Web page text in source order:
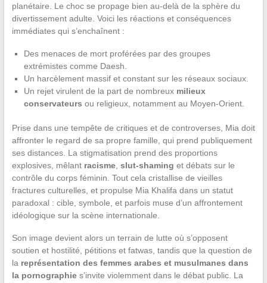
planétaire. Le choc se propage bien au-delà de la sphère du
divertissement adulte. Voici les réactions et conséquences
immédiates qui s’enchaînent :
Des menaces de mort proférées par des groupes
extrémistes comme Daesh.
Un harcèlement massif et constant sur les réseaux sociaux.
Un rejet virulent de la part de nombreux milieux
conservateurs ou religieux, notamment au Moyen-Orient.
Prise dans une tempête de critiques et de controverses, Mia doit
affronter le regard de sa propre famille, qui prend publiquement
ses distances. La stigmatisation prend des proportions
explosives, mêlant racisme, slut-shaming et débats sur le
contrôle du corps féminin. Tout cela cristallise de vieilles
fractures culturelles, et propulse Mia Khalifa dans un statut
paradoxal : cible, symbole, et parfois muse d’un affrontement
idéologique sur la scène internationale.
Son image devient alors un terrain de lutte où s’opposent
soutien et hostilité, pétitions et fatwas, tandis que la question de
la représentation des femmes arabes et musulmanes dans
la pornographies’invite violemment dans le débat public. La